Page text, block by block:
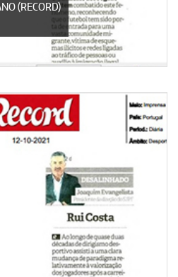
(RECORD)